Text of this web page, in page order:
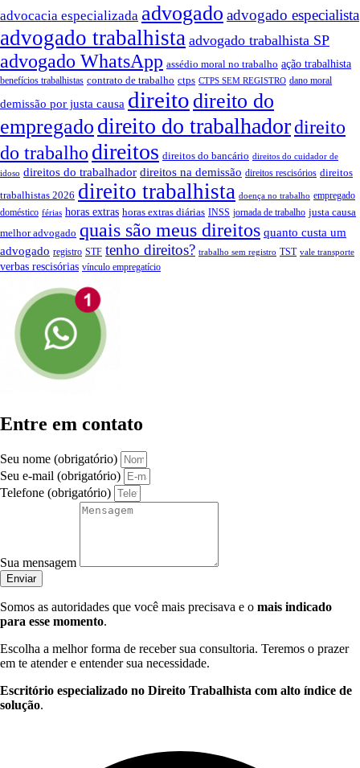
advocacia especializada advogado advogado especialista
advogado trabalhista advogado trabalhista SP
advogado WhatsApp assédio moral no trabalho ação trabalhista
benefícios trabalhistas contrato de trabalho ctps CTPS SEM REGISTRO dano moral
demissão por justa causa direito direito do
empregado direito do trabalhadordireito
do trabalho direitos direitos do bancário direitos do cuidador de
idoso direitos do trabalhador direitos na demissão direitos rescisórios direitos
trabalhistas 2026 direito trabalhista doença no trabalho empregado
doméstico férias horas extras horas extras diárias INSS jornada de trabalho justa causa
melhor advogado quais são meus direitos quanto custa um
advogado registro STF tenho direitos? trabalho sem registro TST vale transporte
verbas rescisórias vínculo empregatício
Entre em contato
Seu nome (obrigatório)
Seu e-mail (obrigatório)
Telefone (obrigatório)
Sua mensagem
Enviar
Somos as autoridades que você mais precisava e o mais indicado
para esse momento.
Escolha a melhor forma de receber sua consultoria. Teremos o prazer
em te atender e entender sua necessidade.
Escritório especializado no Direito Trabalhista com alto índice de
solução.